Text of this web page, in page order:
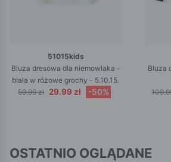
51015kids
Bluza dresowa dla niemowlaka -
biała w różowe grochy - 5.10.15.
59.99 zł 29.99 zł -50%
Bluza
OSTATNIO OGLĄDANE